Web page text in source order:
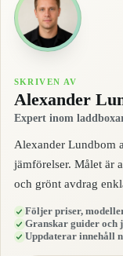
SKRIVEN AV
Alexander
Expert inom
Alexander Lundbom
jämförelser. Målet är
och grönt avdrag
Följer priser,
Granskar guider och
Uppdaterar innehåll